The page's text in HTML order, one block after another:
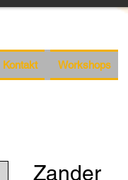
Kontakt Workshops
Zander